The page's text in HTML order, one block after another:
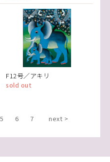
F12号／アキリ
sold out
5 6 7 next >